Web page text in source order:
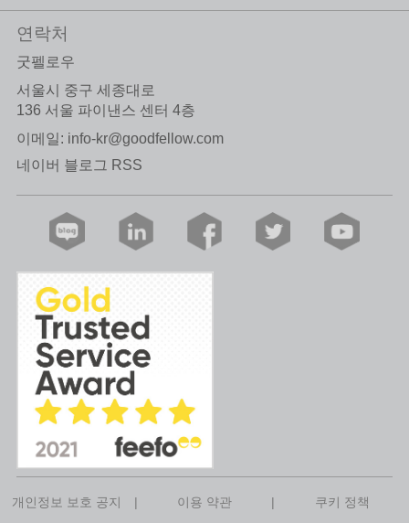
연락처
굿펠로우
서울시 중구 세종대로
136 서울 파이낸스 센터 4층
이메일: info-kr@goodfellow.com
네이버 블로그 RSS
개인정보 보호 공지 | 이용 약관 | 쿠키 정책